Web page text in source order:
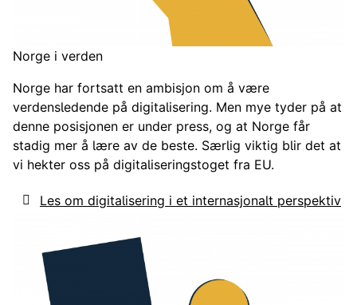
Norge i verden
Norge har fortsatt en ambisjon om å være
verdensledende på digitalisering. Men mye tyder på at
denne posisjonen er under press, og at Norge får
stadig mer å lære av de beste. Særlig viktig blir det at
vi hekter oss på digitaliseringstoget fra EU.
Les om digitalisering i et internasjonalt perspektiv